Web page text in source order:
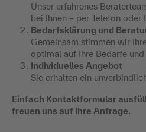
Unser erfahrenes
bei Ihnen – per Telefon oder
Bedarfsklärung und
Gemeinsam stimmen wir
optimal auf Ihre Bedarfe und
Individuelles Angebot
Sie erhalten ein
Einfach Kontaktformular
freuen uns auf Ihre Anfrage.